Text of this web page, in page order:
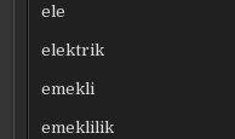
ele
elektrik
emekli
emeklilik